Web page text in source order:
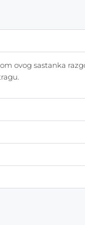
ovog sastanka